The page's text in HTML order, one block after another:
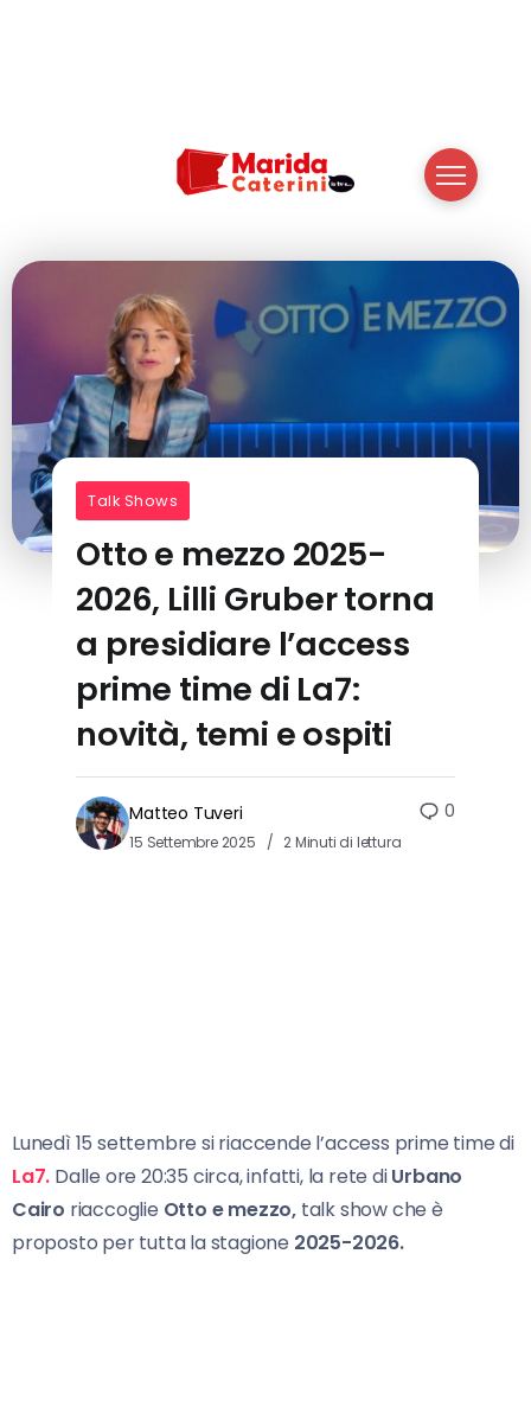
Talk Shows
Otto e mezzo 2025-
2026, Lilli Gruber torna
a presidiare l’access
prime time di La7:
novità, temi e ospiti
Matteo Tuveri
15 Settembre 2025 2 Minuti di lettura
0
Lunedì 15 settembre si riaccende l’access prime time di
La7. Dalle ore 20:35 circa, infatti, la rete diUrbano
Cairo riaccoglie Otto emezzo, talk show che è
proposto per tutta la stagione 2025-2026.